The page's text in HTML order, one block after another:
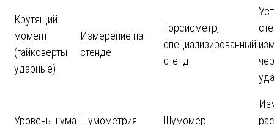
Крутящий
момент
(гайковерты
ударные)
Измерение на
стенде
Торсиометр,
специализированный
стенд
Уровень шума Шумометрия Шумомер